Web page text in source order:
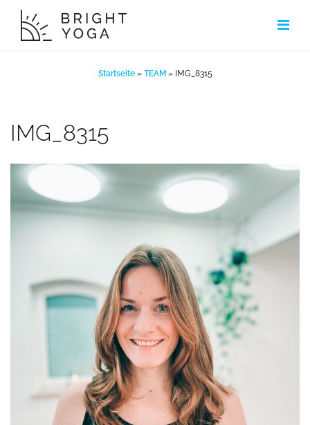
Inhalt
springen
Startseite» TEAM » IMG_8315
IMG_8315